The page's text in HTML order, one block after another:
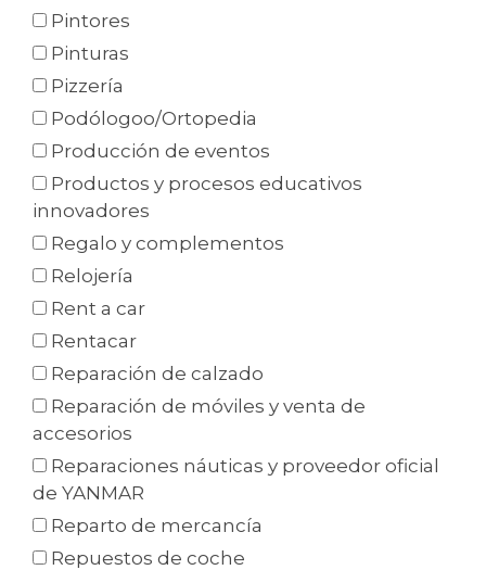
Pintores
Pinturas
Pizzería
Podólogoo/Ortopedia
Producción de eventos
Productos y procesos educativos
innovadores
Regalo y complementos
Relojería
Rent a car
Rentacar
Reparación de calzado
Reparación de móviles y venta de
accesorios
Reparaciones náuticas y proveedor oficial
de YANMAR
Reparto de mercancía
Repuestos de coche